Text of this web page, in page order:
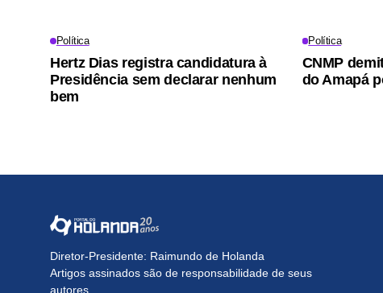
Política
Hertz Dias registra candidatura à
Presidência sem declarar nenhum
bem
Política
CNMP
do Amapá
Diretor-Presidente: Raimundo de Holanda
Artigos assinados são de responsabilidade de seus
autores.